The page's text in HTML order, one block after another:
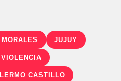
JUJUY
VIOLENCIA
CASTILLO